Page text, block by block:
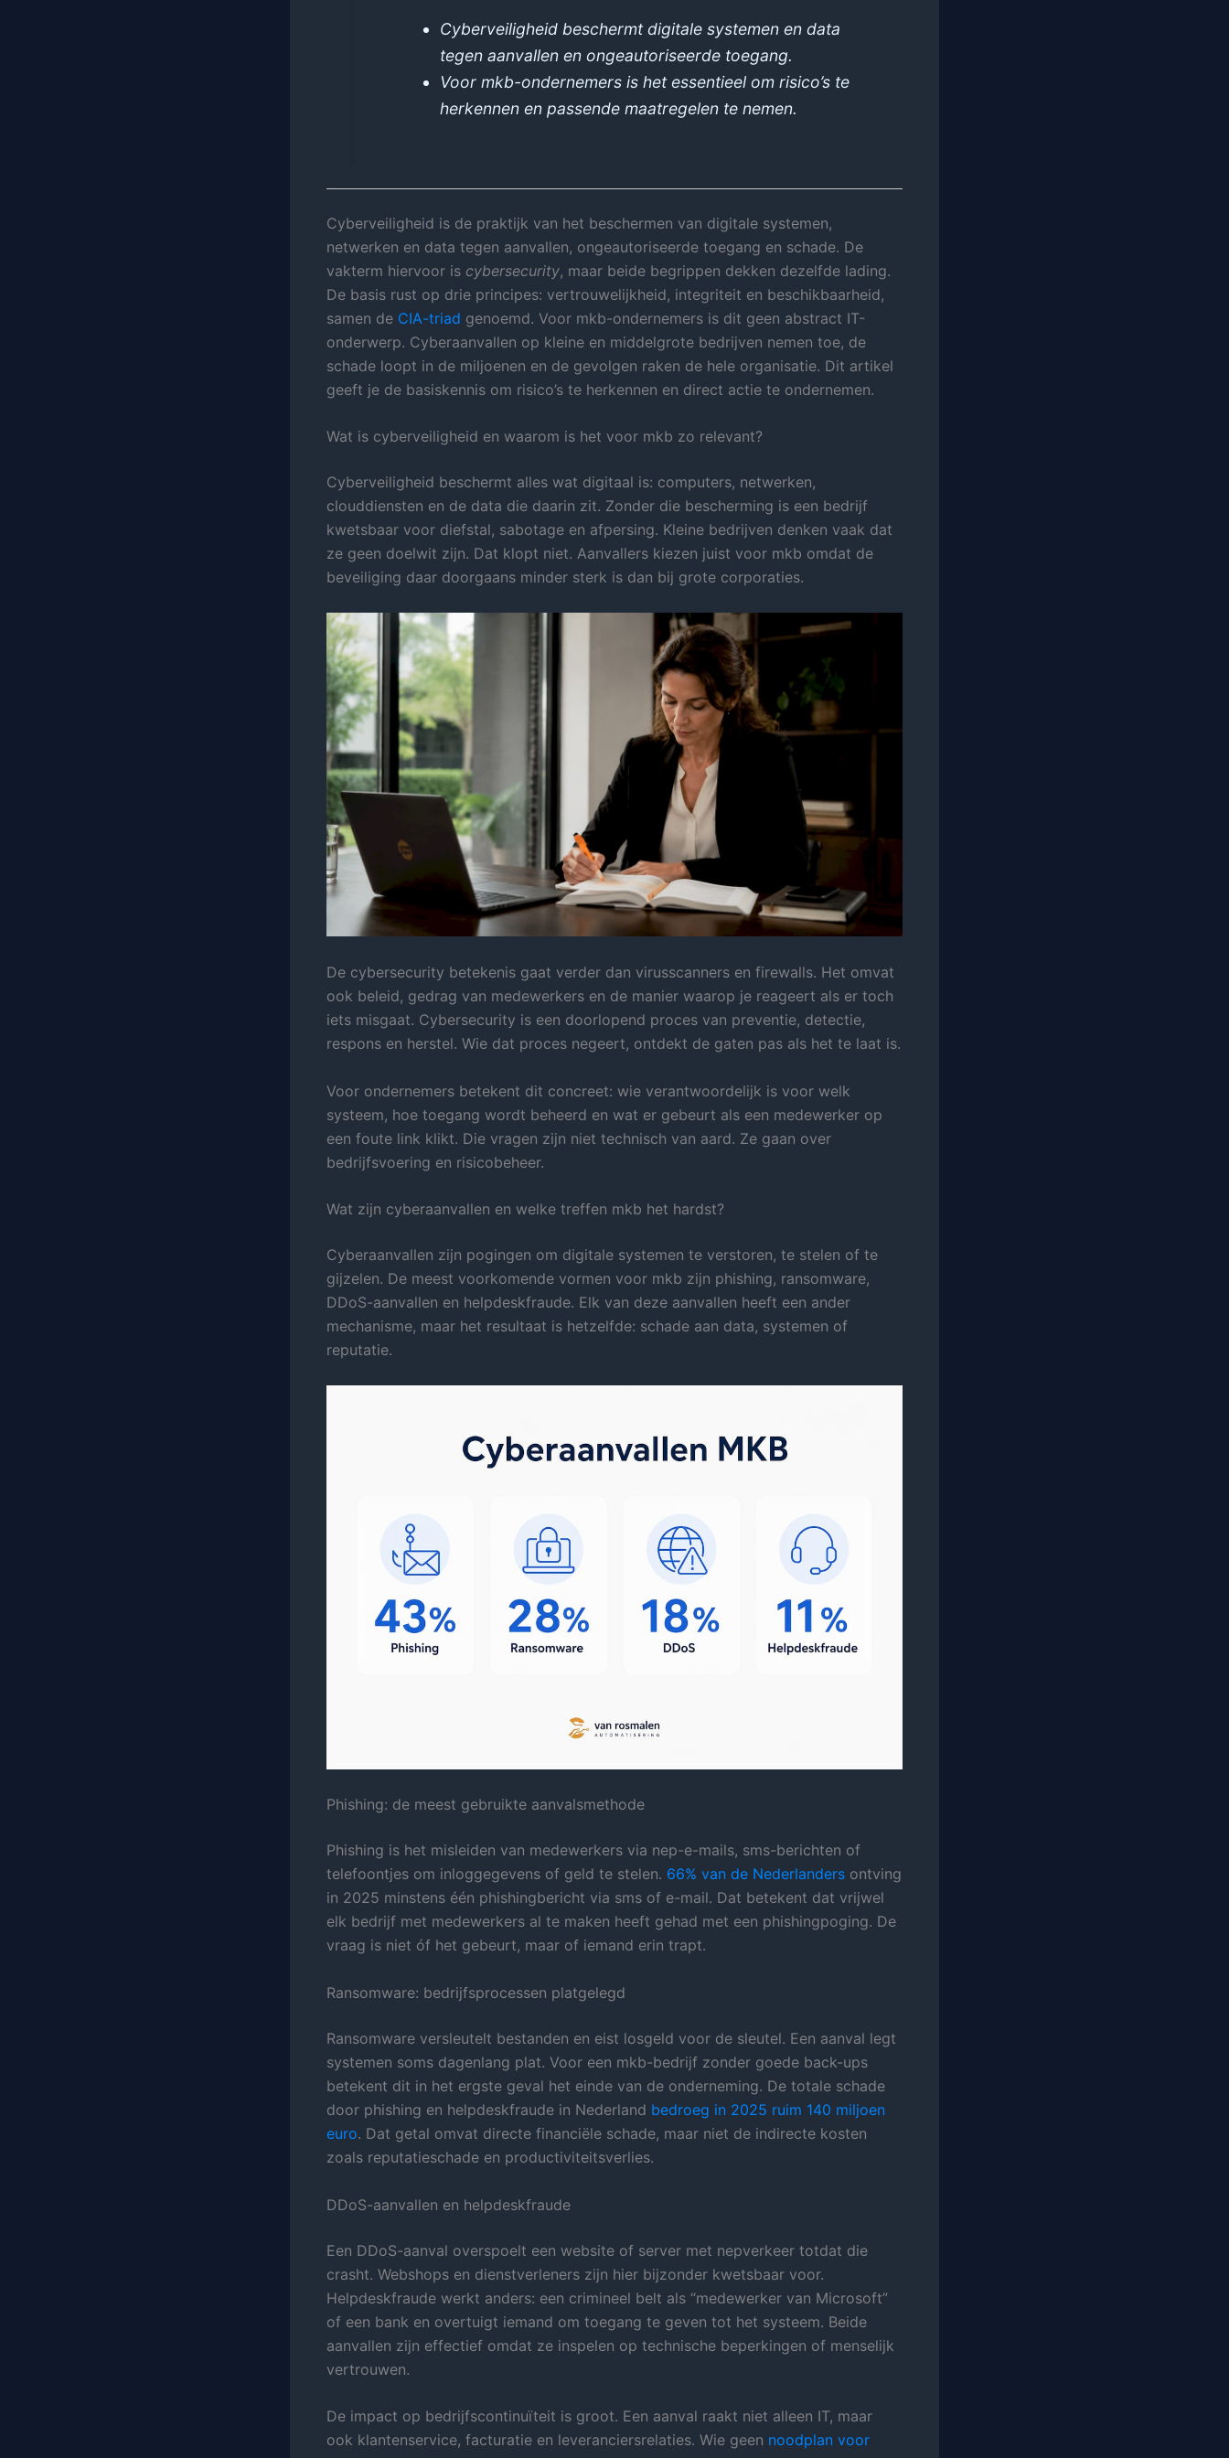
Cyberveiligheid beschermt digitale systemen en data
tegen aanvallen en ongeautoriseerde toegang.
Voor mkb-ondernemers is het essentieel om risico’s te
herkennen en passende maatregelen te nemen.
Cyberveiligheid is de praktijk van het beschermen van digitale systemen,
netwerken en data tegen aanvallen, ongeautoriseerde toegang en schade. De
vakterm hiervoor is cybersecurity, maar beide begrippen dekken dezelfde lading.
De basis rust op drie principes: vertrouwelijkheid, integriteit en beschikbaarheid,
samen de CIA-triad genoemd. Voor mkb-ondernemers is dit geen abstract IT-
onderwerp. Cyberaanvallen op kleine en middelgrote bedrijven nemen toe, de
schade loopt in de miljoenen en de gevolgen raken de hele organisatie. Dit artikel
geeft je de basiskennis om risico’s te herkennen en direct actie te ondernemen.
Wat is cyberveiligheid en waarom is het voor mkb zo relevant?
Cyberveiligheid beschermt alles wat digitaal is: computers, netwerken,
clouddiensten en de data die daarin zit. Zonder die bescherming is een bedrijf
kwetsbaar voor diefstal, sabotage en afpersing. Kleine bedrijven denken vaak dat
ze geen doelwit zijn. Dat klopt niet. Aanvallers kiezen juist voor mkb omdat de
beveiliging daar doorgaans minder sterk is dan bij grote corporaties.
De cybersecurity betekenis gaat verder dan virusscanners en firewalls. Het omvat
ook beleid, gedrag van medewerkers en de manier waarop je reageert als er toch
iets misgaat. Cybersecurity is een doorlopend proces van preventie, detectie,
respons en herstel. Wie dat proces negeert, ontdekt de gaten pas als het te laat is.
Voor ondernemers betekent dit concreet: wie verantwoordelijk is voor welk
systeem, hoe toegang wordt beheerd en wat er gebeurt als een medewerker op
een foute link klikt. Die vragen zijn niet technisch van aard. Ze gaan over
bedrijfsvoering en risicobeheer.
Wat zijn cyberaanvallen en welke treffen mkb het hardst?
Cyberaanvallen zijn pogingen om digitale systemen te verstoren, te stelen of te
gijzelen. De meest voorkomende vormen voor mkb zijn phishing, ransomware,
DDoS-aanvallen en helpdeskfraude. Elk van deze aanvallen heeft een ander
mechanisme, maar het resultaat is hetzelfde: schade aan data, systemen of
reputatie.
Phishing: de meest gebruikte aanvalsmethode
Phishing is het misleiden van medewerkers via nep-e-mails, sms-berichten of
telefoontjes om inloggegevens of geld te stelen. 66% van de Nederlanders ontving
in 2025 minstens één phishingbericht via sms of e-mail. Dat betekent dat vrijwel
elk bedrijf met medewerkers al te maken heeft gehad met een phishingpoging. De
vraag is niet óf het gebeurt, maar of iemand erin trapt.
Ransomware: bedrijfsprocessen platgelegd
Ransomware versleutelt bestanden en eist losgeld voor de sleutel. Een aanval legt
systemen soms dagenlang plat. Voor een mkb-bedrijf zonder goede back-ups
betekent dit in het ergste geval het einde van de onderneming. De totale schade
door phishing en helpdeskfraude in Nederland bedroeg in 2025 ruim 140 miljoen
euro. Dat getal omvat directe financiële schade, maar niet de indirecte kosten
zoals reputatieschade en productiviteitsverlies.
DDoS-aanvallen en helpdeskfraude
Een DDoS-aanval overspoelt een website of server met nepverkeer totdat die
crasht. Webshops en dienstverleners zijn hier bijzonder kwetsbaar voor.
Helpdeskfraude werkt anders: een crimineel belt als “medewerker van Microsoft”
of een bank en overtuigt iemand om toegang te geven tot het systeem. Beide
aanvallen zijn effectief omdat ze inspelen op technische beperkingen of menselijk
vertrouwen.
De impact op bedrijfscontinuïteit is groot. Een aanval raakt niet alleen IT, maar
ook klantenservice, facturatie en leveranciersrelaties. Wie geen noodplan voor